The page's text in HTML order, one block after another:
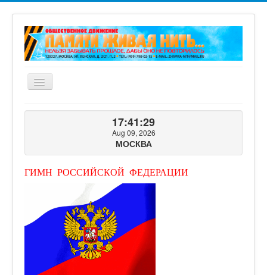
Включить/
выключить
ГЛАВНАЯ
ВИДЕОГАЛЕРЕЯ
КНИГИ ПРОЕКТА
КОНТАКТЫ
17:41:31
Aug 09, 2026
МОСКВА
ГИМН РОССИЙСКОЙ ФЕДЕРАЦИИ